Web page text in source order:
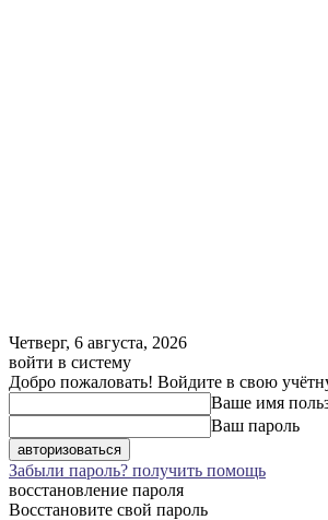
Четверг, 6 августа, 2026
войти в систему
Добро пожаловать! Войдите в свою
Ваше имя
Ваш пароль
Забыли пароль? получить помощь
восстановление пароля
Восстановите свой пароль